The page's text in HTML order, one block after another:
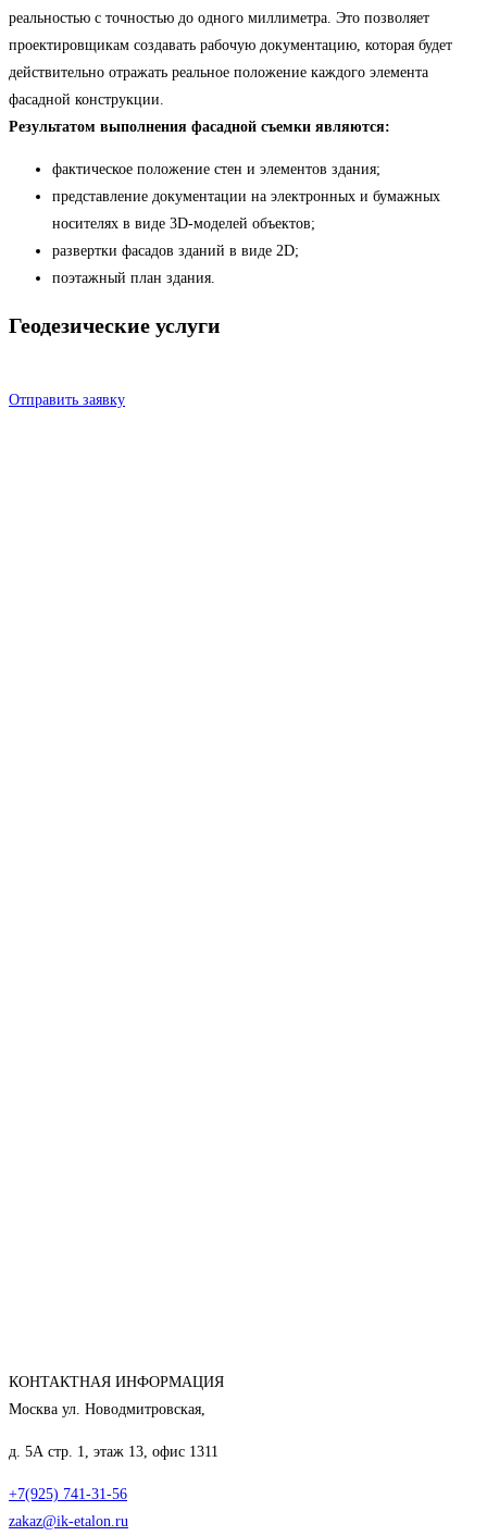
реальностью с точностью до одного миллиметра. Это позволяет
проектировщикам создавать рабочую документацию, которая будет
действительно отражать реальное положение каждого элемента
фасадной конструкции.
Результатом выполнения фасадной съемки являются:
фактическое положение стен и элементов здания;
представление документации на электронных и бумажных
носителях в виде 3D-моделей объектов;
развертки фасадов зданий в виде 2D;
поэтажный план здания.
Геодезические услуги
Отправить заявку
КОНТАКТНАЯ ИНФОРМАЦИЯ
Москва ул. Новодмитровская,
д. 5А стр. 1, этаж 13, офис 1311
+7(925) 741-31-56
zakaz@ik-etalon.ru